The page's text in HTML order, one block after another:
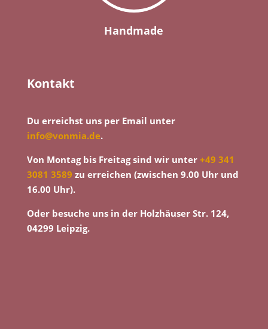
Handmade
Kontakt
Du erreichst uns per Email unter
info@vonmia.de.
Von Montag bis Freitag sind wir unter +49 341
3081 3589 zu erreichen (zwischen 9.00 Uhr und
16.00 Uhr).
Oder besuche uns in der Holzhäuser Str. 124,
04299 Leipzig.